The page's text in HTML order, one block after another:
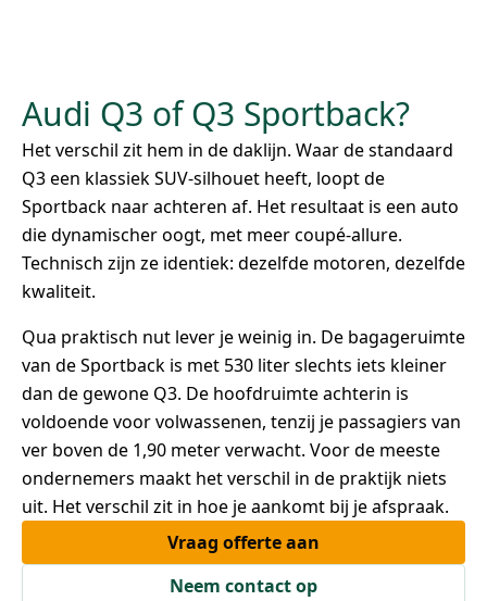
Audi Q3 of Q3 Sportback?
Het verschil zit hem in de daklijn. Waar de standaard
Q3 een klassiek SUV-silhouet heeft, loopt de
Sportback naar achteren af. Het resultaat is een auto
die dynamischer oogt, met meer coupé-allure.
Technisch zijn ze identiek: dezelfde motoren, dezelfde
kwaliteit.
Qua praktisch nut lever je weinig in. De bagageruimte
van de Sportback is met 530 liter slechts iets kleiner
dan de gewone Q3. De hoofdruimte achterin is
voldoende voor volwassenen, tenzij je passagiers van
ver boven de 1,90 meter verwacht. Voor de meeste
ondernemers maakt het verschil in de praktijk niets
uit. Het verschil zit in hoe je aankomt bij je afspraak.
Vraag offerte aan
Neem contact op